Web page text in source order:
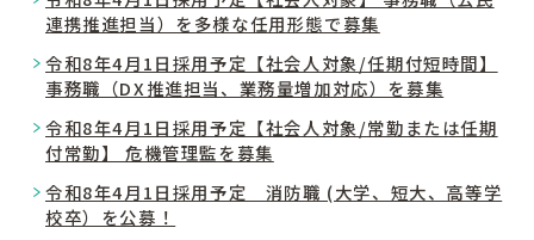
連携推進担当）を多様な任用形態で募集
令和8年4月1日採用予定【社会人対象/任期付短時間】
事務職（DX推進担当、業務量増加対応）を募集
令和8年4月1日採用予定【社会人対象/常勤または任期
付常勤】 危機管理監を募集
令和8年4月1日採用予定 消防職 (大学、短大、高等学
校卒）を公募！